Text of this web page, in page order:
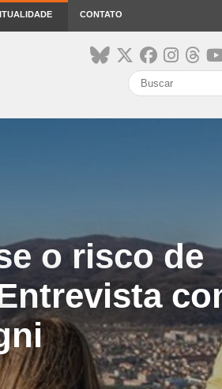
CONTATO
o risco de